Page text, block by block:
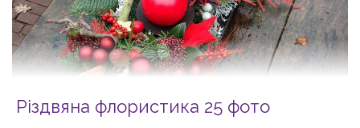
Різдвяна флористика 25 фото